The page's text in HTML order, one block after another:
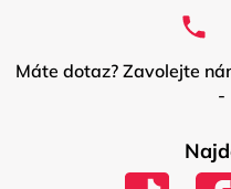
Máte dotaz? Zavolejte
-